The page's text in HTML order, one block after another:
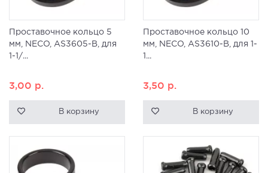
Проставочное кольцо 5
мм, NECO, AS3605-B, для
1-1/...
3,00 р.
В корзину
Проставочное кольцо 10
мм, NECO, AS3610-B, для 1-
1...
3,50 р.
В корзину